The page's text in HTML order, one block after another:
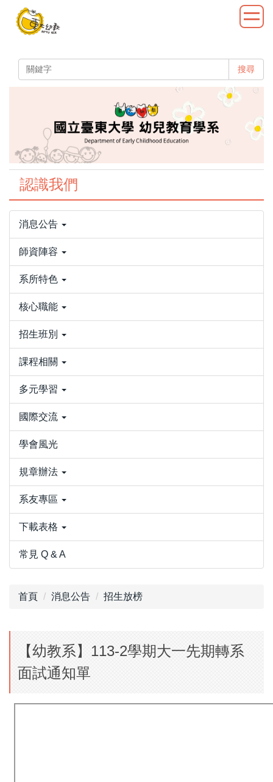
搜尋
認識我們
消息公告
師資陣容
系所特色
核心職能
招生班別
課程相關
多元學習
國際交流
學會風光
規章辦法
系友專區
下載表格
常見 Q & A
首頁 消息公告 招生放榜
【幼教系】113-2學期大一先期轉系
面試通知單